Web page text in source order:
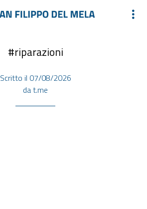
#riparazioni
Scritto il 07/08/2026
da t.me